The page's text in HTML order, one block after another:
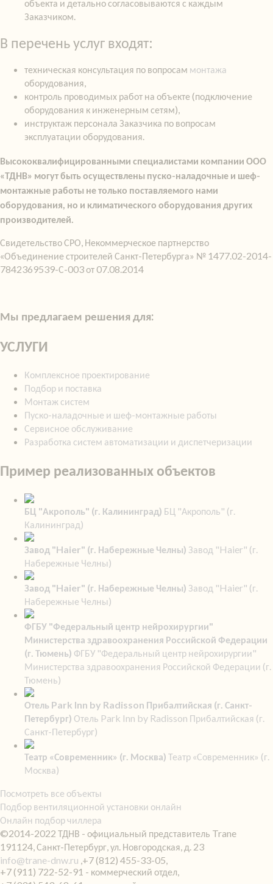
объекта и детально согласовываются с каждым
Заказчиком.
В перечень услуг входят:
техническая консультация по вопросам монтажа
оборудования,
контроль проводимых работ на объекте (подключение
оборудования к инженерным сетям),
инструктаж персонала Заказчика по вопросам
эксплуатации оборудования.
Высококвалифицированными специалистами компании ООО
«ТДНВ» могут быть осуществлены пуско-наладочные и шеф-
монтажные работы не только поставляемого нами
оборудования, но и климатического оборудования других
производителей.
Свидетельство СРО, Некоммерческое партнерство
«Объединение строителей Санкт-Петербурга» № 1477.02-2014-
7842369539-С-003 от 07.08.2014
Мы предлагаем решения для:
УСЛУГИ
Комплексное проектирование
Подбор и поставка
Монтаж систем
Пуско-наладочные и шеф-монтажные работы
Сервисное обслуживание
Разработка систем автоматизации и диспетчеризации
Пример реализованных объектов
БЦ "Акрополь" (г. Калининград) БЦ "Акрополь" (г.
Калининград)
Завод "Haier" (г. Набережные Челны) Завод "Haier" (г.
Набережные Челны)
Завод "Haier" (г. Набережные Челны) Завод "Haier" (г.
Набережные Челны)
ФГБУ "Федеральный центр нейрохирургии"
Министерства здравоохранения Российской Федерации
(г. Тюмень) ФГБУ "Федеральный центр нейрохирургии"
Министерства здравоохранения Российской Федерации (г.
Тюмень)
Отель Park Inn by Radisson Прибалтийская (г. Санкт-
Петербург) Отель Park Inn by Radisson Прибалтийская (г.
Санкт-Петербург)
Театр «Современник» (г. Москва) Театр «Современник» (г.
Москва)
Посмотреть все объекты
Подбор вентиляционной установки онлайн
Онлайн подбор чиллера
©2014-2022 ТДНВ - официальный представитель Trane
191124, Санкт-Петербург, ул. Новгородская, д. 23
info@trane-dnw.ru ,+7 (812) 455-33-05,
+7 (911) 722-52-91 - коммерческий отдел,